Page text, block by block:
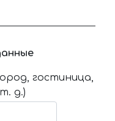
гостиница,
д.)